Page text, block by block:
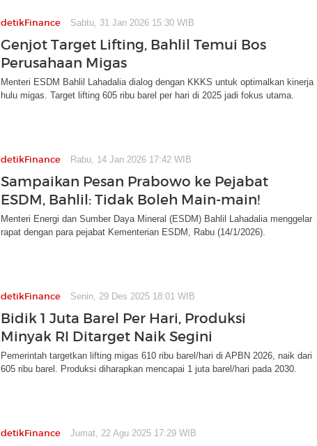
detikFinance Sabtu, 31 Jan 2026 15:30 WIB
Genjot Target Lifting, Bahlil Temui Bos
Perusahaan Migas
Menteri ESDM Bahlil Lahadalia dialog dengan KKKS untuk optimalkan kinerja
hulu migas. Target lifting 605 ribu barel per hari di 2025 jadi fokus utama.
detikFinance Rabu, 14 Jan 2026 17:42 WIB
Sampaikan Pesan Prabowo ke Pejabat
ESDM, Bahlil: Tidak Boleh Main-main!
Menteri Energi dan Sumber Daya Mineral (ESDM) Bahlil Lahadalia menggelar
rapat dengan para pejabat Kementerian ESDM, Rabu (14/1/2026).
detikFinance Senin, 29 Des 2025 18:01 WIB
Bidik 1 Juta Barel Per Hari, Produksi
Minyak RI Ditarget Naik Segini
Pemerintah targetkan lifting migas 610 ribu barel/hari di APBN 2026, naik dari
605 ribu barel. Produksi diharapkan mencapai 1 juta barel/hari pada 2030.
detikFinance Jumat, 22 Agu 2025 17:29 WIB